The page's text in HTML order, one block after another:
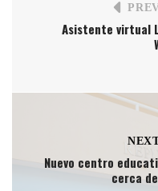
Asistente virtual
Nuevo centro
cerca